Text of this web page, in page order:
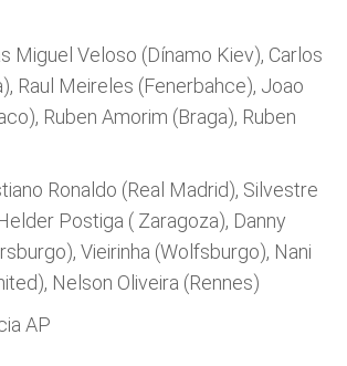
Miguel Veloso (Dínamo Kiev), Carlos
Raul Meireles (Fenerbahce), Joao
Ruben Amorim (Braga), Ruben
Ronaldo (Real Madrid), Silvestre
Postiga ( Zaragoza), Danny
Vieirinha (Wolfsburgo), Nani
Nelson Oliveira (Rennes)
AP